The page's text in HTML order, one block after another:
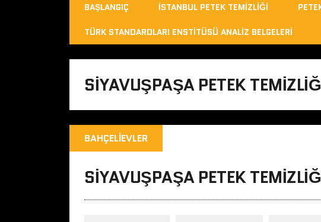
BAŞLANGIÇ İSTANBUL PETEK TEMIZLIĞI
TÜRK STANDARDLARI ENSTITÜSÜ ANALIZ BELGELERI
SIYAVUŞPAŞA PETEK
BAHÇELIEVLER
SIYAVUŞPAŞA PETEK